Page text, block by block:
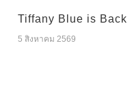
Tiffany Blue is Back
5 สิงหาคม 2569